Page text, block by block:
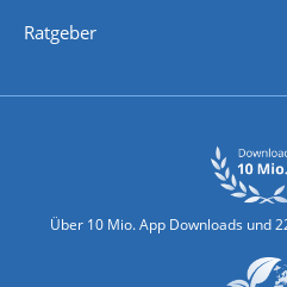
Ratgeber
Über 10 Mio. App Downloads und